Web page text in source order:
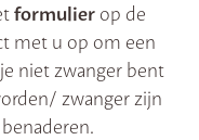
formulierop de
met u op om een
niet zwanger bent
zwanger zijn